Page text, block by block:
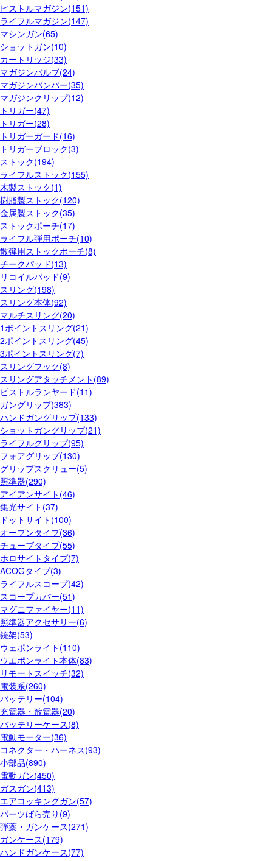
ピストルマガジン(151)
ライフルマガジン(147)
マシンガン(65)
ショットガン(10)
カートリッジ(33)
マガジンバルブ(24)
マガジンバンパー(35)
マガジンクリップ(12)
トリガー(47)
トリガー(28)
トリガーガード(16)
トリガーブロック(3)
ストック(194)
ライフルストック(155)
木製ストック(1)
樹脂製ストック(120)
金属製ストック(35)
ストックポーチ(17)
ライフル弾用ポーチ(10)
散弾用ストックポーチ(8)
チークパッド(13)
リコイルパッド(9)
スリング(198)
スリング本体(92)
マルチスリング(20)
1ポイントスリング(21)
2ポイントスリング(45)
3ポイントスリング(7)
スリングフック(8)
スリングアタッチメント(89)
ピストルランヤード(11)
ガングリップ(383)
ハンドガングリップ(133)
ショットガングリップ(21)
ライフルグリップ(95)
フォアグリップ(130)
グリップスクリュー(5)
照準器(290)
アイアンサイト(46)
集光サイト(37)
ドットサイト(100)
オープンタイプ(36)
チューブタイプ(55)
ホロサイトタイプ(7)
ACOGタイプ(3)
ライフルスコープ(42)
スコープカバー(51)
マグニファイヤー(11)
照準器アクセサリー(6)
銃架(53)
ウェポンライト(110)
ウエポンライト本体(83)
リモートスイッチ(32)
電装系(260)
バッテリー(104)
充電器・放電器(20)
バッテリーケース(8)
電動モーター(36)
コネクター・ハーネス(93)
小部品(890)
電動ガン(450)
ガスガン(413)
エアコッキングガン(57)
パーツばら売り(9)
弾薬・ガンケース(271)
ガンケース(179)
ハンドガンケース(77)